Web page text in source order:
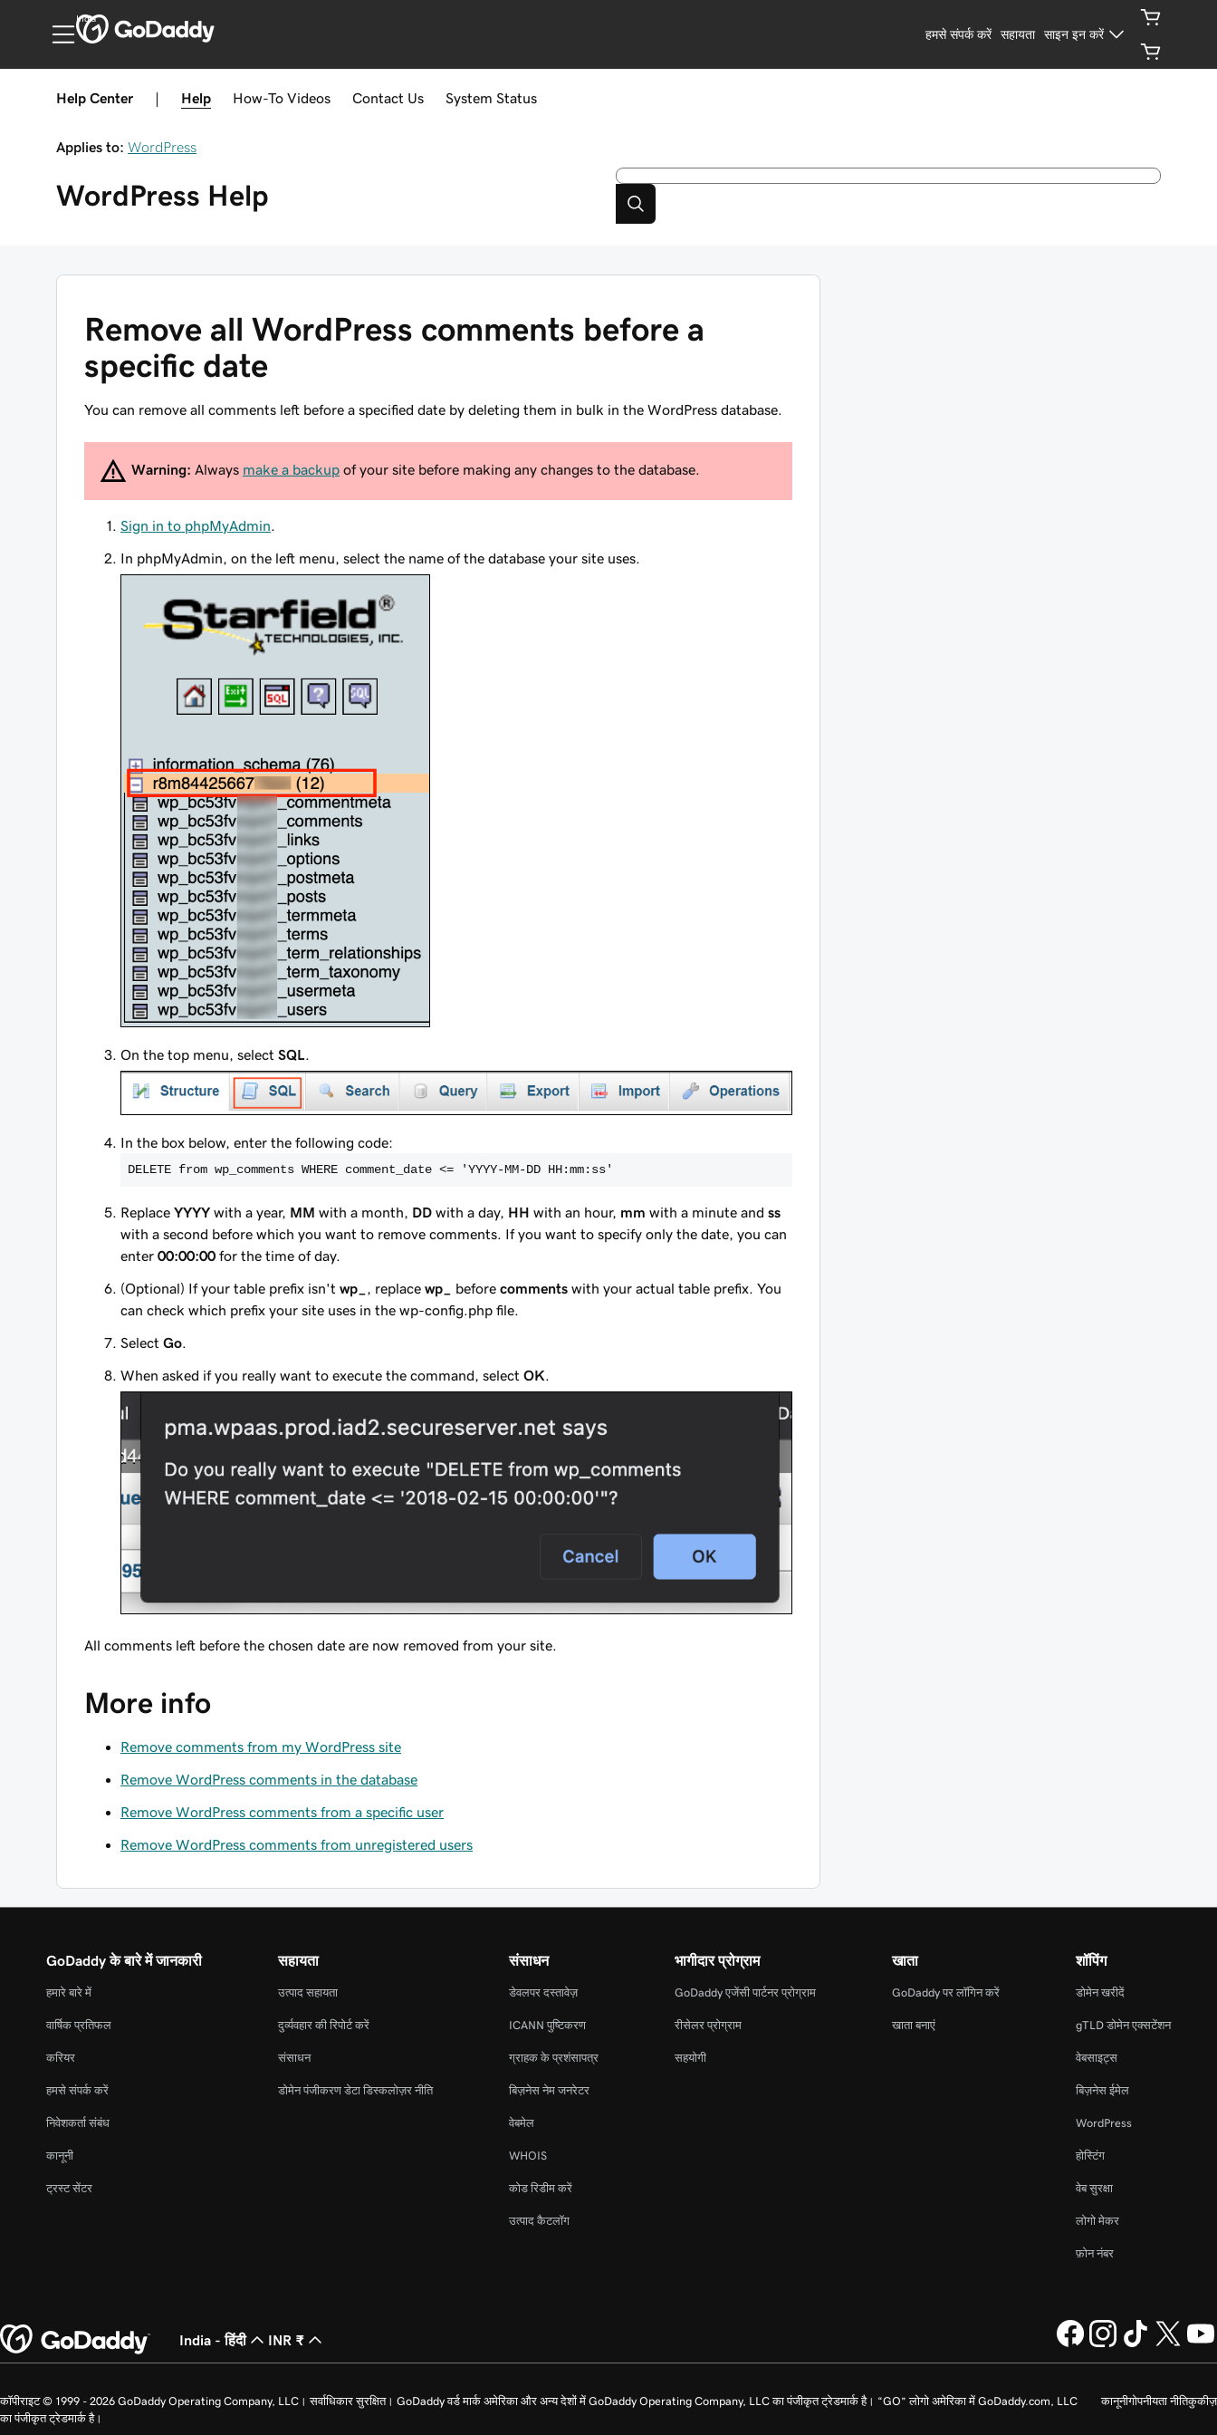
India
हमसे संपर्क करें सहायता साइन इन करें
Help Center Help How-To Videos Contact Us System Status
Applies to: WordPress
WordPress Help
Remove all WordPress comments before a
specific date
You can remove all comments left before a specified date by deleting them in bulk in the WordPress database.
Warning: Always make a backup of your site before making any changes to the database.
Sign in to phpMyAdmin
In phpMyAdmin, on the left menu, select the name of the database your site uses.
On the top menu, select SQL
In the box below, enter the following code:
DELETE from wp_comments WHERE comment_date <= 'YYYY-MM-DD HH:mm: ss'
Replace YYYY with a year, MM with a month, DD with a day, HH with an hour, mm with a minute and ss
with a second before which you want to remove comments. If you want to specify only the date, you can
enter 00:00:00 for the time of day.
(Optional) If your table prefix isn't wp_ , replace wp_ before comments with your actual table prefix. You
can check which prefix your site uses in the wp-config.php file.
Select Go
When asked if you really want to execute the command, select OK
All comments left before the chosen date are now removed from your site.
More info
Remove comments from my WordPress site
Remove WordPress comments in the database
Remove WordPress comments from a specific user
Remove WordPress comments from unregistered users
GoDaddy के बारे में जानकारी
हमारे बारे में
वार्षिक प्रतिफल
करियर
हमसे संपर्क करें
निवेशकर्ता संबंध
कानूनी
ट्रस्ट सेंटर
सहायता
उत्पाद सहायता
दुर्व्यवहार की रिपोर्ट करें
संसाधन
डोमेन पंजीकरण डेटा डिस्कलोज़र नीति
संसाधन
डेवलपर दस्तावेज़
ICANN पुष्टिकरण
ग्राहक के प्रशंसापत्र
बिज़नेस नेम जनरेटर
वेबमेल
WHOIS
कोड रिडीम करें
उत्पाद कैटलॉग
भागीदार प्रोग्राम
GoDaddy एजेंसी पार्टनर प्रोग्राम
रीसेलर प्रोग्राम
सहयोगी
खाता
GoDaddy पर लॉगिन करें
खाता बनाएं
शॉपिंग
डोमेन खरीदें
gTLD डोमेन एक्सटेंशन
वेबसाइट्स
बिज़नेस ईमेल
WordPress
होस्टिंग
वेब सुरक्षा
लोगो मेकर
फ़ोन नंबर
India - हिंदी INR ₹
कानूनीगोपनीयता नीतिकुकीज़
कॉपीराइट © 1999 - 2026 GoDaddy Operating Company, LLC। सर्वाधिकार सुरक्षित। GoDaddy वर्ड मार्क अमेरिका और अन्य देशों में GoDaddy Operating Company, LLC का पंजीकृत ट्रेडमार्क है। “GO” लोगो अमेरिका में GoDaddy.com, LLC
का पंजीकृत ट्रेडमार्क है।